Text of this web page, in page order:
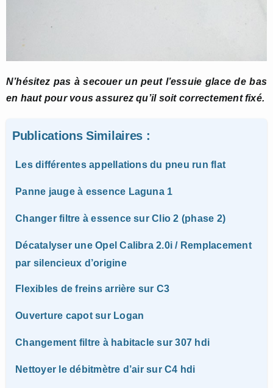
N’hésitez pas à secouer un peut l’essuie glace de bas
en haut pour vous assurez qu’il soit correctement fixé.
Publications Similaires :
Les différentes appellations du pneu run flat
Panne jauge à essence Laguna 1
Changer filtre à essence sur Clio 2 (phase 2)
Décatalyser une Opel Calibra 2.0i / Remplacement
par silencieux d’origine
Flexibles de freins arrière sur C3
Ouverture capot sur Logan
Changement filtre à habitacle sur 307 hdi
Nettoyer le débitmètre d’air sur C4 hdi